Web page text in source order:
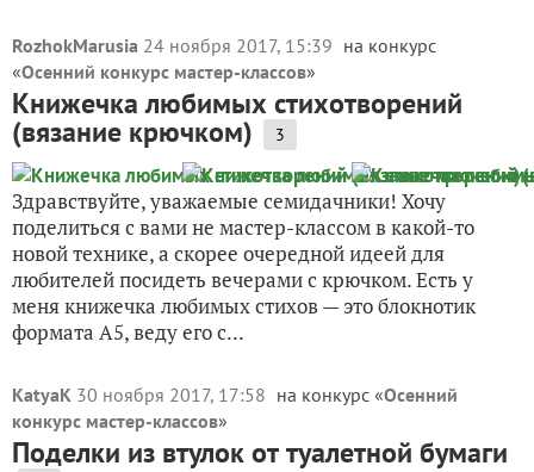
RozhokMarusia 24 ноября 2017, 15:39 на конкурс
«Осенний конкурс мастер-классов»
Книжечка любимых стихотворений
(вязание крючком) 3
Здравствуйте, уважаемые семидачники! Хочу
поделиться с вами не мастер-классом в какой-то
новой технике, а скорее очередной идеей для
любителей посидеть вечерами с крючком. Есть у
меня книжечка любимых стихов — это блокнотик
формата А5, веду его с...
KatyaK 30 ноября 2017, 17:58 на конкурс «Осенний
конкурс мастер-классов»
Поделки из втулок от туалетной бумаги